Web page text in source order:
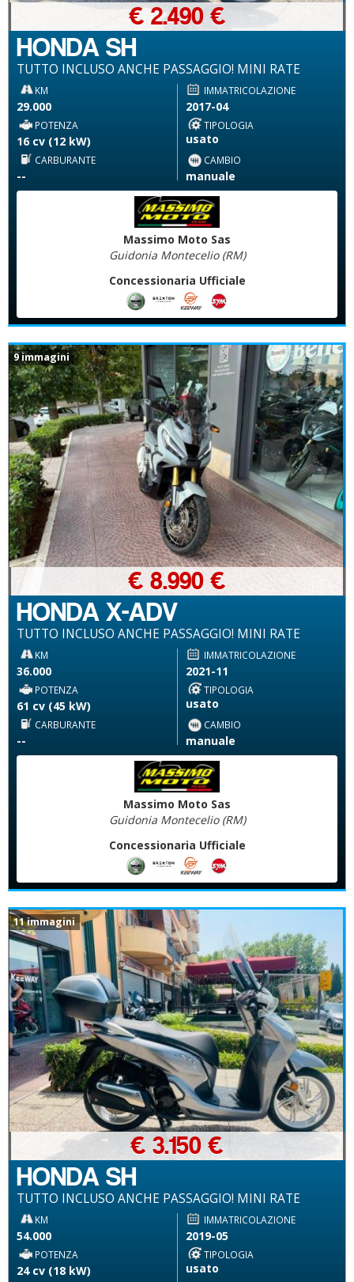
HONDA SH
TUTTO INCLUSO ANCHE PASSAGGIO! MINI RATE
€ 2.490 €
KM
29.000
IMMATRICOLAZIONE
2017-04
POTENZA
16 cv (12 kW)
TIPOLOGIA
usato
CARBURANTE
--
CAMBIO
manuale
Massimo Moto Sas
Guidonia Montecelio (RM)
Concessionaria Ufficiale
9 immagini
HONDA X-ADV
TUTTO INCLUSO ANCHE PASSAGGIO! MINI RATE
€ 8.990 €
KM
36.000
IMMATRICOLAZIONE
2021-11
POTENZA
61 cv (45 kW)
TIPOLOGIA
usato
CARBURANTE
--
CAMBIO
manuale
Massimo Moto Sas
Guidonia Montecelio (RM)
Concessionaria Ufficiale
11 immagini
HONDA SH
TUTTO INCLUSO ANCHE PASSAGGIO! MINI RATE
€ 3.150 €
KM
54.000
IMMATRICOLAZIONE
2019-05
POTENZA
24 cv (18 kW)
TIPOLOGIA
usato